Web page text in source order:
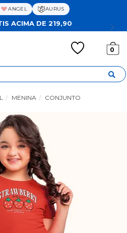
ANGEL AURUS
ACIMA DE 219,90
0
MENINA CONJUNTO